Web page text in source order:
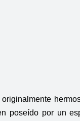
poseído por un